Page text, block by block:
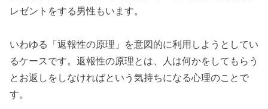
レゼントをする男性もいます。
いわゆる「返報性の原理」を意図的に利用しようとしてい
るケースです。返報性の原理とは、人は何かをしてもらう
とお返しをしなければという気持ちになる心理のことで
す。